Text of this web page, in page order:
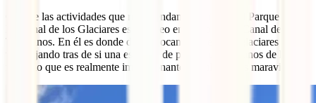
Otra de las actividades que recomendamos hacer en el Parque
Nacional de los Glaciares es el paseo en barco por el Canal de los
Témpanos. En él es donde desembocan una serie de glaciares que
van dejando tras de si una estampa de pequeños témpanos de hielo
flotando que es realmente impresionante. El silencio es maravilloso.